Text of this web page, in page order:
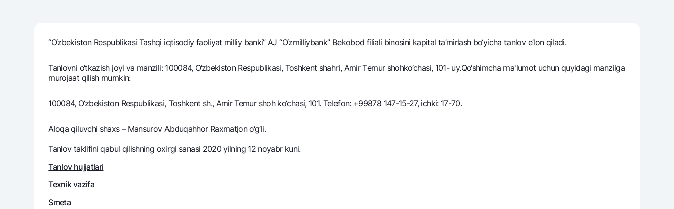
Pul oʻtkazmalari Valyutalar kursi
Eskrou hisobvarag‘i
Ko'p beriladigan savollar
Sayt bo‘yicha qidiring
Qidirish
Foydali havolalar
Bizni ijtimoiy tarmoqlarda kuzatib boring
“O‘zbеkiston Rеspublikasi Tashqi iqtisodiy faoliyat milliy banki” AJ “O‘zmilliybank” Bekobod filiali binosini kapital ta’mirlash bo‘yicha tanlov e’lon qiladi.
Tanlovni o‘tkazish joyi va manzili: 100084, O‘zbekiston Respublikasi, Toshkent shahri, Amir Tеmur shohko‘chasi, 101- uy.Qo‘shimcha ma'lumot uchun quyidagi manzilga
murojaat qilish mumkin:
100084, O‘zbekiston Respublikasi, Toshkent sh., Amir Temur shoh ko‘chasi, 101. Telefon: +99878 147-15-27, ichki: 17-70.
Aloqa qiluvchi shaxs – Mansurov Abduqahhor Raxmatjon o‘g‘li.
Tanlov taklifini qabul qilishning oxirgi sanasi 2020 yilning 12 noyabr kuni.
Tanlov hujjatlari
Texnik vazifa
Smeta